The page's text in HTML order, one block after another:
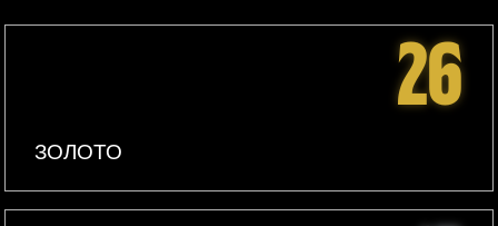
26
ЗОЛОТО